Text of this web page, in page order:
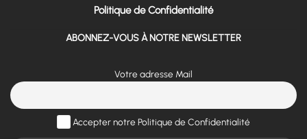
Politique de Confidentialité
ABONNEZ-VOUS À NOTRE NEWSLETTER
Votre adresse Mail
Accepter notre Politique de Confidentialité